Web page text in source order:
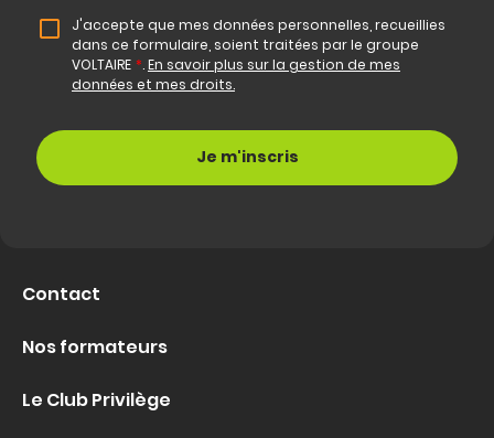
J'accepte que mes données personnelles, recueillies
dans ce formulaire, soient traitées par le groupe
VOLTAIRE *.En savoir plus sur la gestion de mes
données et mes droits.
Contact
Nos formateurs
Le Club Privilège